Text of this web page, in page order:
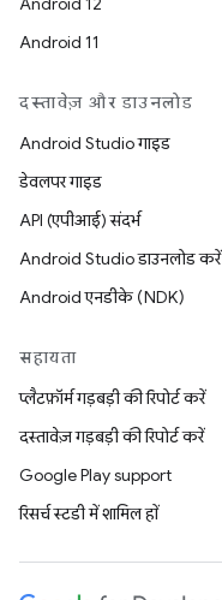
Android 11
दस्तावेज़ और डाउनलोड
Android Studio गाइड
डेवलपर गाइड
API (एपीआई) संदर्भ
Android Studio डाउनलोड करें
Android एनडीके (NDK)
सहायता
प्लैटफ़ॉर्म गड़बड़ी की रिपोर्ट करें
दस्तावेज़ गड़बड़ी की रिपोर्ट करें
Google Play support
रिसर्च स्टडी में शामिल हों